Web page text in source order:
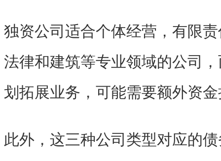
独资公司适合个体经营，有限
法律和建筑等专业领域的公司
划拓展业务，可能需要额外资
此外，这三种公司类型对应的